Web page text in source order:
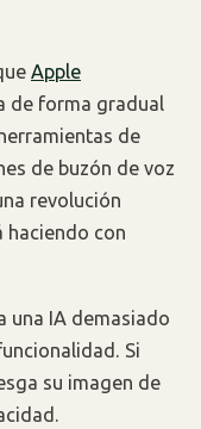
Apple
de forma gradual
de
de buzón de voz
revolución
haciendo con
una IA demasiado
Si
su imagen de